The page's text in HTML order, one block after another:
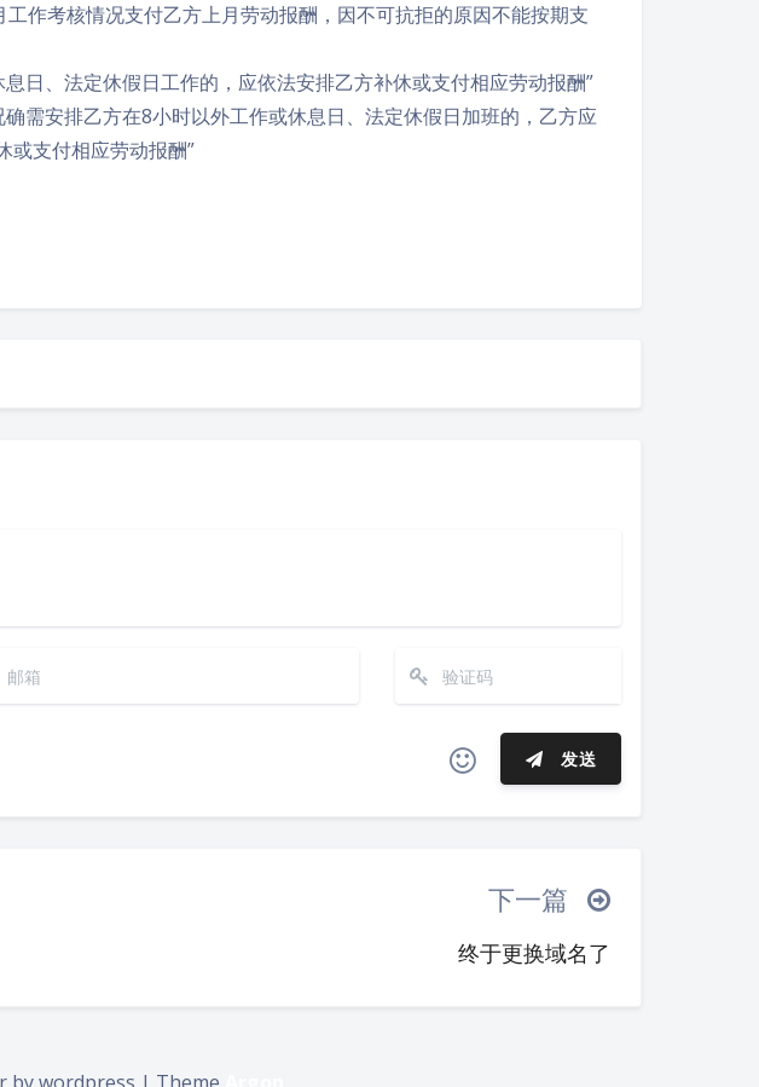
浅阴影 深阴影
日落 暗化 灰度
作考核情况支付乙方上月劳动报酬，因不可抗拒的原因不能按期支
日、法定休假日工作的，应依法安排乙方补休或支付相应劳动报酬”
需安排乙方在8小时以外工作或休息日、法定休假日加班的，乙方应
或支付相应劳动报酬”
发送
(ฅ´ω`ฅ)
(╯°A°)╯︵○○○
φ(￣∇￣o)
ヾ(´･ ･｀｡)ノ"
下一篇
终于更换域名了